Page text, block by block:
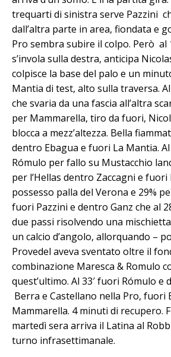
trequarti di sinistra serve Pazzini
dall’altra parte in area, fiondata e
Pro sembra subire il colpo. Però al
s’invola sulla destra, anticipa
colpisce la base del palo e un
Mantia di test, alto sulla traversa.
che svaria da una fascia all’altra
per Mammarella, tiro da fuori,
blocca a mezz’altezza. Bella
dentro Ebagua e fuori La Mantia.
Rómulo per fallo su Mustacchio
per l’Hellas dentro Zaccagni e fuori
possesso palla del Verona e 29%
fuori Pazzini e dentro Ganz che al
due passi risolvendo una
un calcio d’angolo, allorquando –
Provedel aveva sventato oltre il
combinazione Maresca & Romulo
quest’ultimo. Al 33′ fuori Rómulo e
Berra e Castellano nella Pro, fuori
Mammarella. 4 minuti di recupero.
martedì sera arriva il Latina al
turno infrasettimanale.